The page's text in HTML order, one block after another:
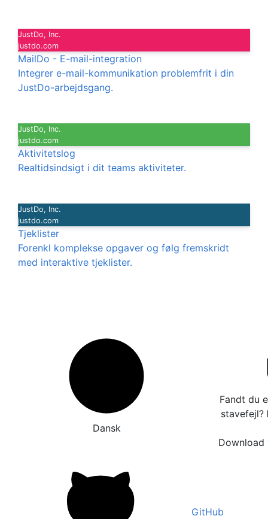
JustDo, Inc.
justdo.com
MailDo - E-mail-integration
Integrer e-mail-kommunikation problemfrit i din
JustDo-arbejdsgang.
JustDo, Inc.
justdo.com
Aktivitetslog
Realtidsindsigt i dit teams aktiviteter.
JustDo, Inc.
justdo.com
Tjeklister
Forenkl komplekse opgaver og følg fremskridt
med interaktive tjeklister.
Dansk
Fandt du
stavefejl?
GitHub